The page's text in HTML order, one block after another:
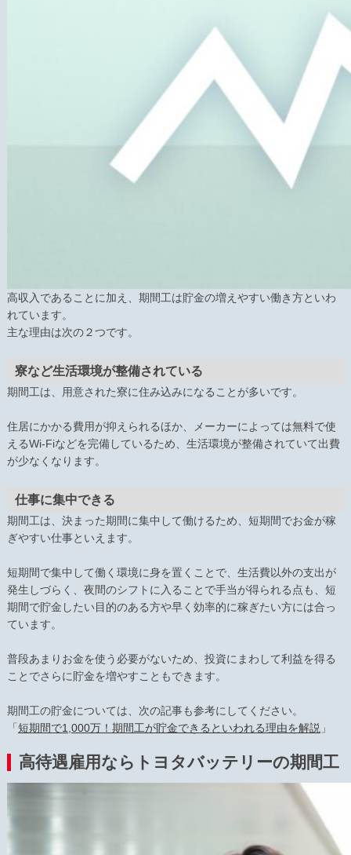
高収入であることに加え、期間工は貯金の増えやすい働き方といわ
れています。
主な理由は次の２つです。
寮など生活環境が整備されている
期間工は、用意された寮に住み込みになることが多いです。
住居にかかる費用が抑えられるほか、メーカーによっては無料で使
えるWi-Fiなどを完備しているため、生活環境が整備されていて出費
が少なくなります。
仕事に集中できる
期間工は、決まった期間に集中して働けるため、短期間でお金が稼
ぎやすい仕事といえます。
短期間で集中して働く環境に身を置くことで、生活費以外の支出が
発生しづらく、夜間のシフトに入ることで手当が得られる点も、短
期間で貯金したい目的のある方や早く効率的に稼ぎたい方には合っ
ています。
普段あまりお金を使う必要がないため、投資にまわして利益を得る
ことでさらに貯金を増やすこともできます。
期間工の貯金については、次の記事も参考にしてください。
「 短期間で1,000万！期間工が貯金できるといわれる理由を解説 」
高待遇雇用ならトヨタバッテリーの期間工